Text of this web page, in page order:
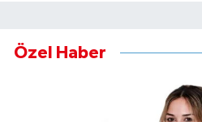
Özel Haber